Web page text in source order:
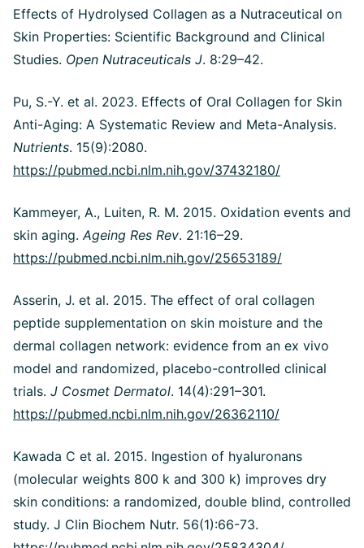
Effects of Hydrolysed Collagen as a Nutraceutical on
Skin Properties: Scientific Background and Clinical
Studies. Open Nutraceuticals J. 8:29–42.
Pu, S.-Y. et al. 2023. Effects of Oral Collagen for Skin
Anti-Aging: A Systematic Review and Meta-Analysis.
Nutrients. 15(9):2080.
https://pubmed.ncbi.nlm.nih.gov/37432180/
Kammeyer, A., Luiten, R. M. 2015. Oxidation events and
skin aging. Ageing Res Rev. 21:16–29.
https://pubmed.ncbi.nlm.nih.gov/25653189/
Asserin, J. et al. 2015. The effect of oral collagen
peptide supplementation on skin moisture and the
dermal collagen network: evidence from an ex vivo
model and randomized, placebo-controlled clinical
trials. J Cosmet Dermatol. 14(4):291–301.
https://pubmed.ncbi.nlm.nih.gov/26362110/
Kawada C et al. 2015. Ingestion of hyaluronans
(molecular weights 800 k and 300 k) improves dry
skin conditions: a randomized, double blind, controlled
study. J Clin Biochem Nutr. 56(1):66-73.